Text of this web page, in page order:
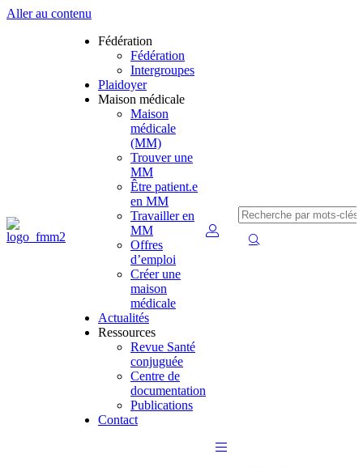
Aller au contenu
Fédération
Fédération
Intergroupes
Plaidoyer
Maison médicale
Maison
médicale
(MM)
Trouver une
MM
Être patient.e
en MM
Travailler en
MM
Offres
d’emploi
Créer une
maison
médicale
Actualités
Ressources
Revue Santé
conjuguée
Centre de
documentation
Publications
Contact